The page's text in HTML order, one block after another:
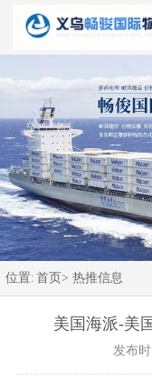
位置: 首页> 热推信息
美国海派-美
发布